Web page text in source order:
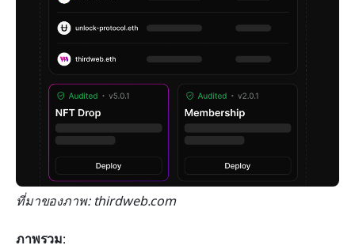
ที่มาของภาพ: thirdweb.com
ภาพรวม: